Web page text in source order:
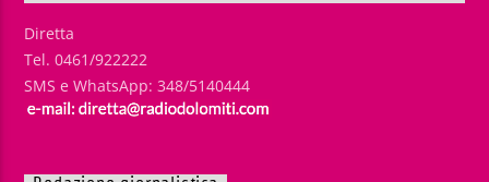
Diretta
Tel. 0461/922222
SMS e WhatsApp: 348/5140444